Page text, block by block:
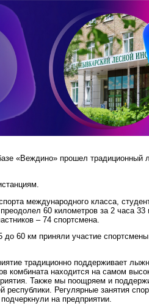
«Веждино» прошел
международного класса,
60 километров за 2 часа
– 74 спортсмена.
60 км приняли участие
традиционно поддерживает
комбината находится на самом
Также мы поощряем и
Регулярные занятия
на предприятии.